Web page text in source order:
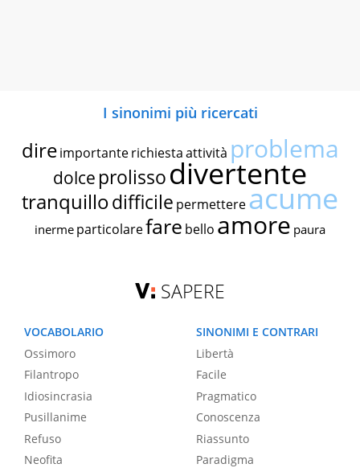
I sinonimi più ricercati
dire importante richiestaattività problema
dolce prolissodivertente
tranquillodifficile permettereacume
inerme particolarefare bello amore paura
SAPERE
VOCABOLARIO
Ossimoro
Filantropo
Idiosincrasia
Pusillanime
Refuso
Neofita
SINONIMI E CONTRARI
Libertà
Facile
Pragmatico
Conoscenza
Riassunto
Paradigma